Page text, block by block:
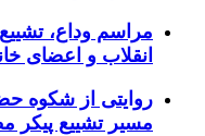
مراسم وداع،
انقلاب و اعضای
روایتی از شکوه
مسیر تشییع پیکر